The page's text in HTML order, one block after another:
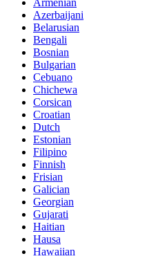
Armenian
Azerbaijani
Belarusian
Bengali
Bosnian
Bulgarian
Cebuano
Chichewa
Corsican
Croatian
Dutch
Estonian
Filipino
Finnish
Frisian
Galician
Georgian
Gujarati
Haitian
Hausa
Hawaiian